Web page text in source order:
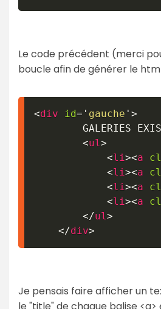
Le code précédent (merci
boucle afin de générer le
<div id= ' gauche ' >
<ul >
<li ><a
<li ><a
<li ><a
<li ><a
</ul >
</div>
Je pensais faire afficher un
le "title" de chaque balise